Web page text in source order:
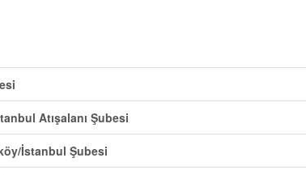
Atışalanı Şubesi
İstanbul Şubesi